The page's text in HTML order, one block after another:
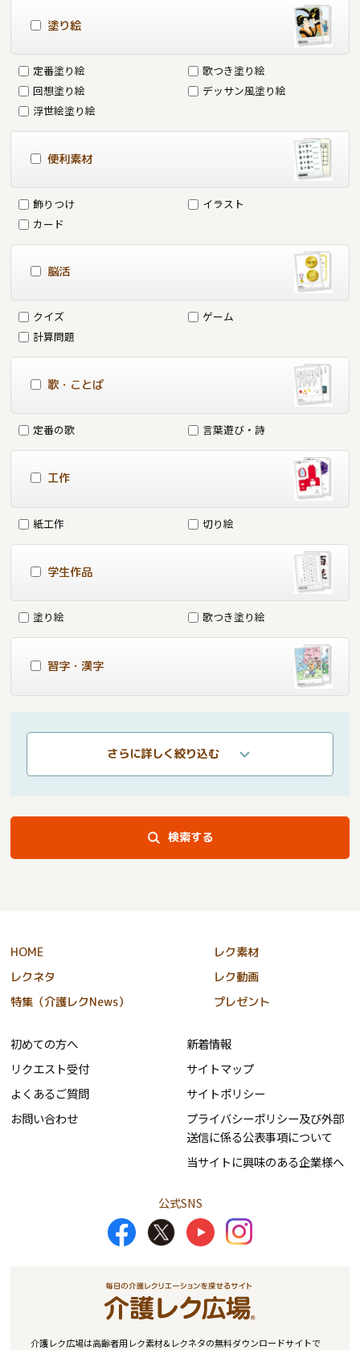
塗り絵
定番塗り絵
歌つき塗り絵
回想塗り絵
デッサン風塗り絵
浮世絵塗り絵
便利素材
飾りつけ
イラスト
カード
脳活
クイズ
ゲーム
計算問題
歌・ことば
定番の歌 言葉遊び・詩
工作
紙工作 切り絵
学生作品
塗り絵 歌つき塗り絵
習字・漢字
さらに詳しく絞り込む
検索する
HOME
レク素材
レクネタ
レク動画
特集（介護レクNews）
プレゼント
初めての方へ
リクエスト受付
よくあるご質問
お問い合わせ
新着情報
サイトマップ
サイトポリシー
プライバシーポリシー及び外部
送信に係る公表事項について
当サイトに興味のある企業様へ
公式SNS
介護レク広場は高齢者用レク素材&レクネタの無料ダウンロードサイトで